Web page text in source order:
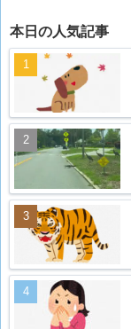
本日の人気記事